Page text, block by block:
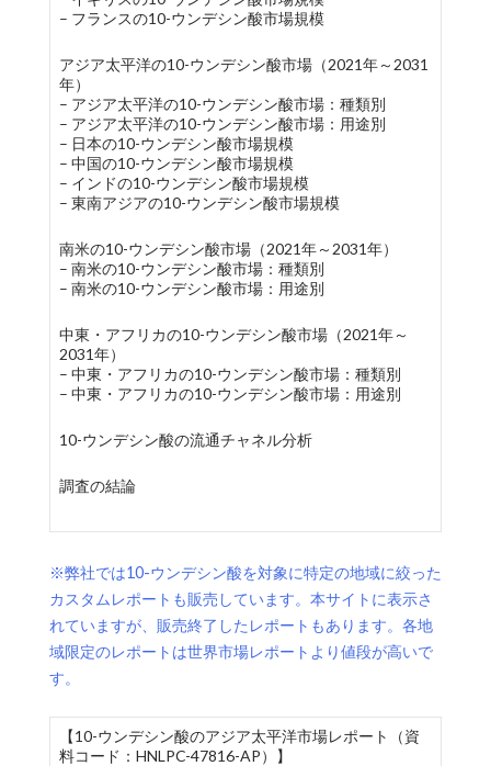
– フランスの10-ウンデシン酸市場規模
アジア太平洋の10-ウンデシン酸市場（2021年～2031
年）
– アジア太平洋の10-ウンデシン酸市場：種類別
– アジア太平洋の10-ウンデシン酸市場：用途別
– 日本の10-ウンデシン酸市場規模
– 中国の10-ウンデシン酸市場規模
– インドの10-ウンデシン酸市場規模
– 東南アジアの10-ウンデシン酸市場規模
南米の10-ウンデシン酸市場（2021年～2031年）
– 南米の10-ウンデシン酸市場：種類別
– 南米の10-ウンデシン酸市場：用途別
中東・アフリカの10-ウンデシン酸市場（2021年～
2031年）
– 中東・アフリカの10-ウンデシン酸市場：種類別
– 中東・アフリカの10-ウンデシン酸市場：用途別
10-ウンデシン酸の流通チャネル分析
調査の結論
※弊社では10-ウンデシン酸を対象に特定の地域に絞った
カスタムレポートも販売しています。本サイトに表示さ
れていますが、販売終了したレポートもあります。各地
域限定のレポートは世界市場レポートより値段が高いで
す。
【10-ウンデシン酸のアジア太平洋市場レポート（資
料コード：HNLPC-47816-AP）】